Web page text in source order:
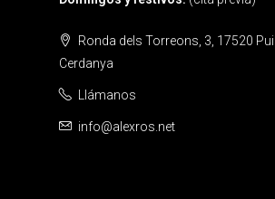
Ronda dels Torreons, 3, 17520
Cerdanya
Llámanos
info@alexros.net